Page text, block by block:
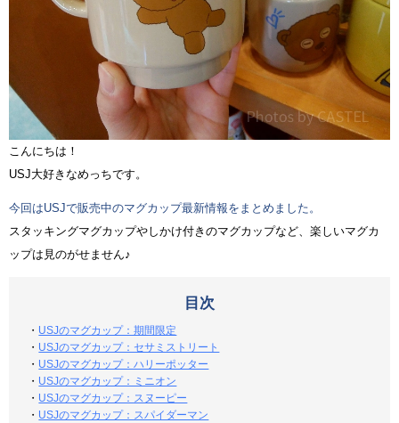
こんにちは！
USJ大好きなめっちです。
今回はUSJで販売中のマグカップ最新情報をまとめました。
スタッキングマグカップやしかけ付きのマグカップなど、楽しいマグカ
ップは見のがせません♪
目次
・ USJのマグカップ：期間限定
・ USJのマグカップ：セサミストリート
・ USJのマグカップ：ハリーポッター
・ USJのマグカップ：ミニオン
・ USJのマグカップ：スヌーピー
・ USJのマグカップ：スパイダーマン